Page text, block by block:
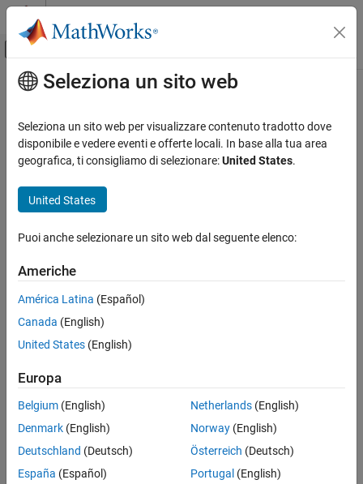
Vai al contenuto
Attiva/disattiva menu di navigazione
Pagina iniziale della documentazione
SoC Blockset
SoC Blockset Supported Hardware
AMD FPGA and SoC Devices
Custom Board Support
soc.sdk.Loader Class
ON THIS PAGE
Description
Creation
Properties
Version History
Contenuto principale
soc.sdk.Loader Class
Namespace:soc.sdk
expand all in page
Description
Package for AMD FPGA and SoC Devices
object represents a system command or a MATLAB
function that loads code to the hardware.
Description
creates an object that
represents a command to load code onto the hardware.
Input Arguments
Seleziona un sito web
Seleziona un sito web per visualizzare contenuto tradotto dove
disponibile e vedere eventi e offerte locali. In base alla tua area
geografica, ti consigliamo di selezionare:United States.
United States
Puoi anche selezionare un sito web dal seguente elenco:
Americhe
América Latina (Español)
Canada (English)
United States (English)
Europa
Belgium (English)
Denmark (English)
Deutschland (Deutsch)
España (Español)
Netherlands(English)
Norway(English)
Österreich (Deutsch)
Portugal (English)